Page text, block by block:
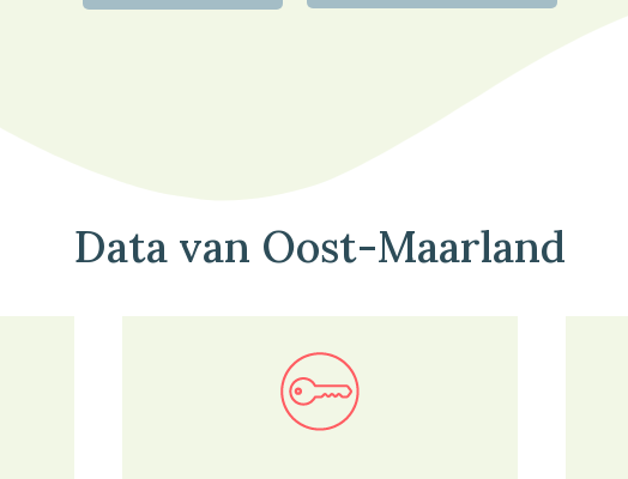
Data van Oost-Maarland
Bekijk in onze kaartviewer